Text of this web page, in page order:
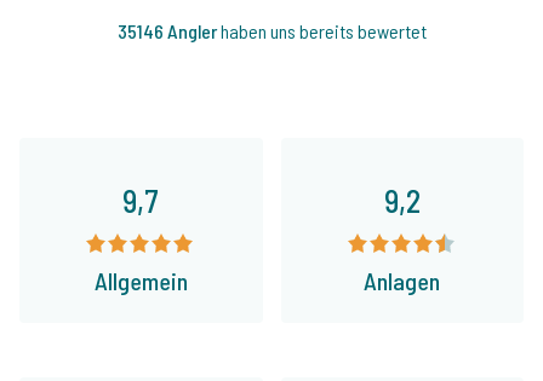
35146 Anglerhaben uns bereits bewertet
9,7
Allgemein
9,2
Anlagen